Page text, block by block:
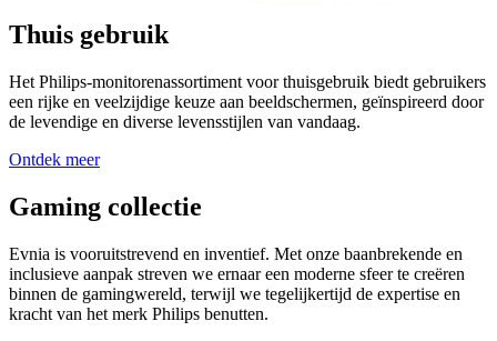
Thuis gebruik
Het Philips-monitorenassortiment voor thuisgebruik biedt gebruikers
een rijke en veelzijdige keuze aan beeldschermen, geïnspireerd door
de levendige en diverse levensstijlen van vandaag.
Ontdek meer
Gaming collectie
Evnia is vooruitstrevend en inventief. Met onze baanbrekende en
inclusieve aanpak streven we ernaar een moderne sfeer te creëren
binnen de gamingwereld, terwijl we tegelijkertijd de expertise en
kracht van het merk Philips benutten.